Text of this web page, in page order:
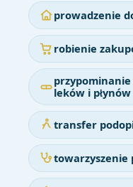
prowadzenie
robienie
leków i płynów
transfer
towarzyszenie